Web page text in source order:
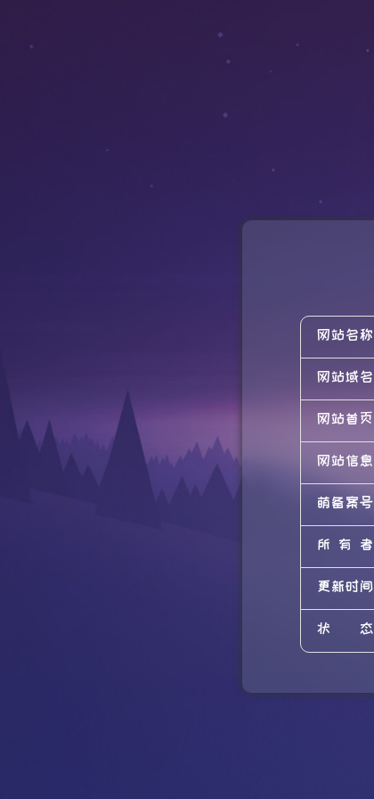
网站名称
网站域名
网站首页
网站信息
萌备案号
所有者
更新时间
状态